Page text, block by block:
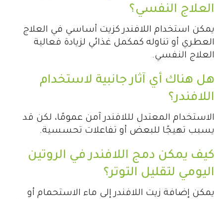
العلاج النفسي؟
يمكن استخدام اللافندر كزيت أساسي في العلاج
العطري أو تناوله كمكمل غذائي لزيادة فعالية
العلاج النفسي.
هل هناك أي آثار جانبية لاستخدام
اللافندر؟
الاستخدام المعتدل لللافندر آمن عمومًا، لكن قد
يسبب تهيجًا للبعض أو تفاعلات تحسسية.
كيف يمكن دمج اللافندر في الروتين
اليومي لتقليل التوتر؟
يمكن إضافة زيت اللافندر إلى ماء الاستحمام أو